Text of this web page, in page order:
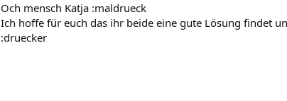
Och mensch Katja :maldrueck
Ich hoffe für euch das ihr beide eine gute Lösung findet
:druecker